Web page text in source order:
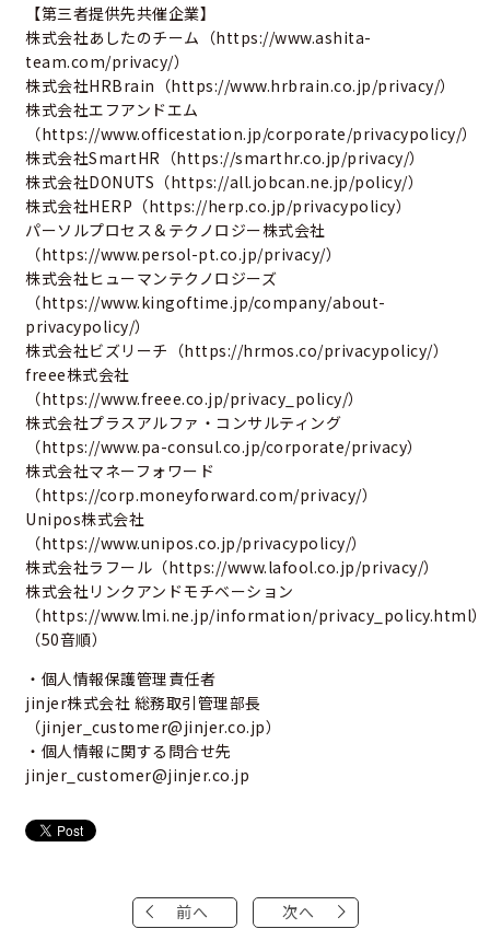
【第三者提供先共催企業】
株式会社あしたのチーム（https://www.ashita-
team.com/privacy/）
株式会社HRBrain（https://www.hrbrain.co.jp/privacy/）
株式会社エフアンドエム
（https://www.officestation.jp/corporate/privacypolicy/）
株式会社SmartHR（https://smarthr.co.jp/privacy/）
株式会社DONUTS（https://all.jobcan.ne.jp/policy/）
株式会社HERP（https://herp.co.jp/privacypolicy）
パーソルプロセス＆テクノロジー株式会社
（https://www.persol-pt.co.jp/privacy/）
株式会社ヒューマンテクノロジーズ
（https://www.kingoftime.jp/company/about-
privacypolicy/）
株式会社ビズリーチ（https://hrmos.co/privacypolicy/）
freee株式会社
（https://www.freee.co.jp/privacy_policy/）
株式会社プラスアルファ・コンサルティング
（https://www.pa-consul.co.jp/corporate/privacy）
株式会社マネーフォワード
（https://corp.moneyforward.com/privacy/）
Unipos株式会社
（https://www.unipos.co.jp/privacypolicy/）
株式会社ラフール（https://www.lafool.co.jp/privacy/）
株式会社リンクアンドモチベーション
（https://www.lmi.ne.jp/information/privacy_policy.html）
（50音順）
・個人情報保護管理責任者
jinjer株式会社 総務取引管理部長
（jinjer_customer@jinjer.co.jp）
・個人情報に関する問合せ先
jinjer_customer@jinjer.co.jp
前へ 次へ